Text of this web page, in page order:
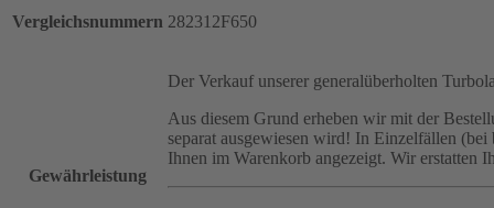
Vergleichsnummern 282312F650
Gewährleistung
Der Verkauf unserer generalüberholten
Aus diesem Grund erheben wir mit der
separat ausgewiesen wird! In Einzelfällen
Ihnen im Warenkorb angezeigt. Wir erstatten